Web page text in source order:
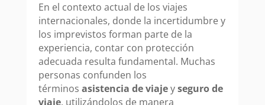
En el contexto actual de los viajes
internacionales, donde la incertidumbre y
los imprevistos forman parte de la
experiencia, contar con protección
adecuada resulta fundamental. Muchas
personas confunden los
términos asistencia de viajeyseguro de
viaje, utilizándolos de manera